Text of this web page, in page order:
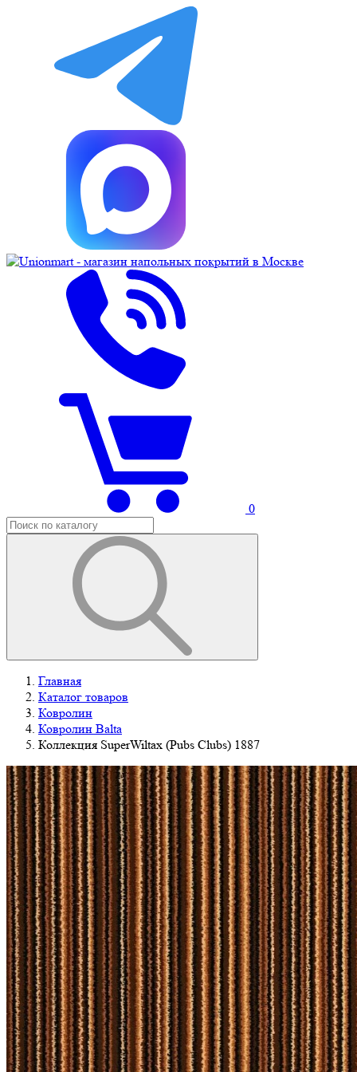
0
Главная
Каталог товаров
Ковролин
Ковролин Balta
Коллекция SuperWiltax (Pubs Clubs) 1887